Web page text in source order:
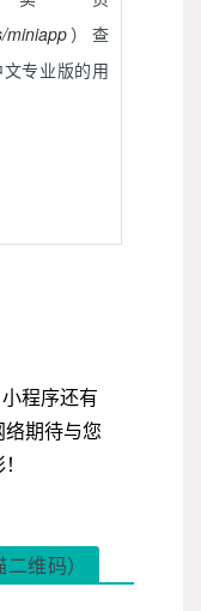
miniapp）查
专业版的用
程序还有
期待与您
维码）